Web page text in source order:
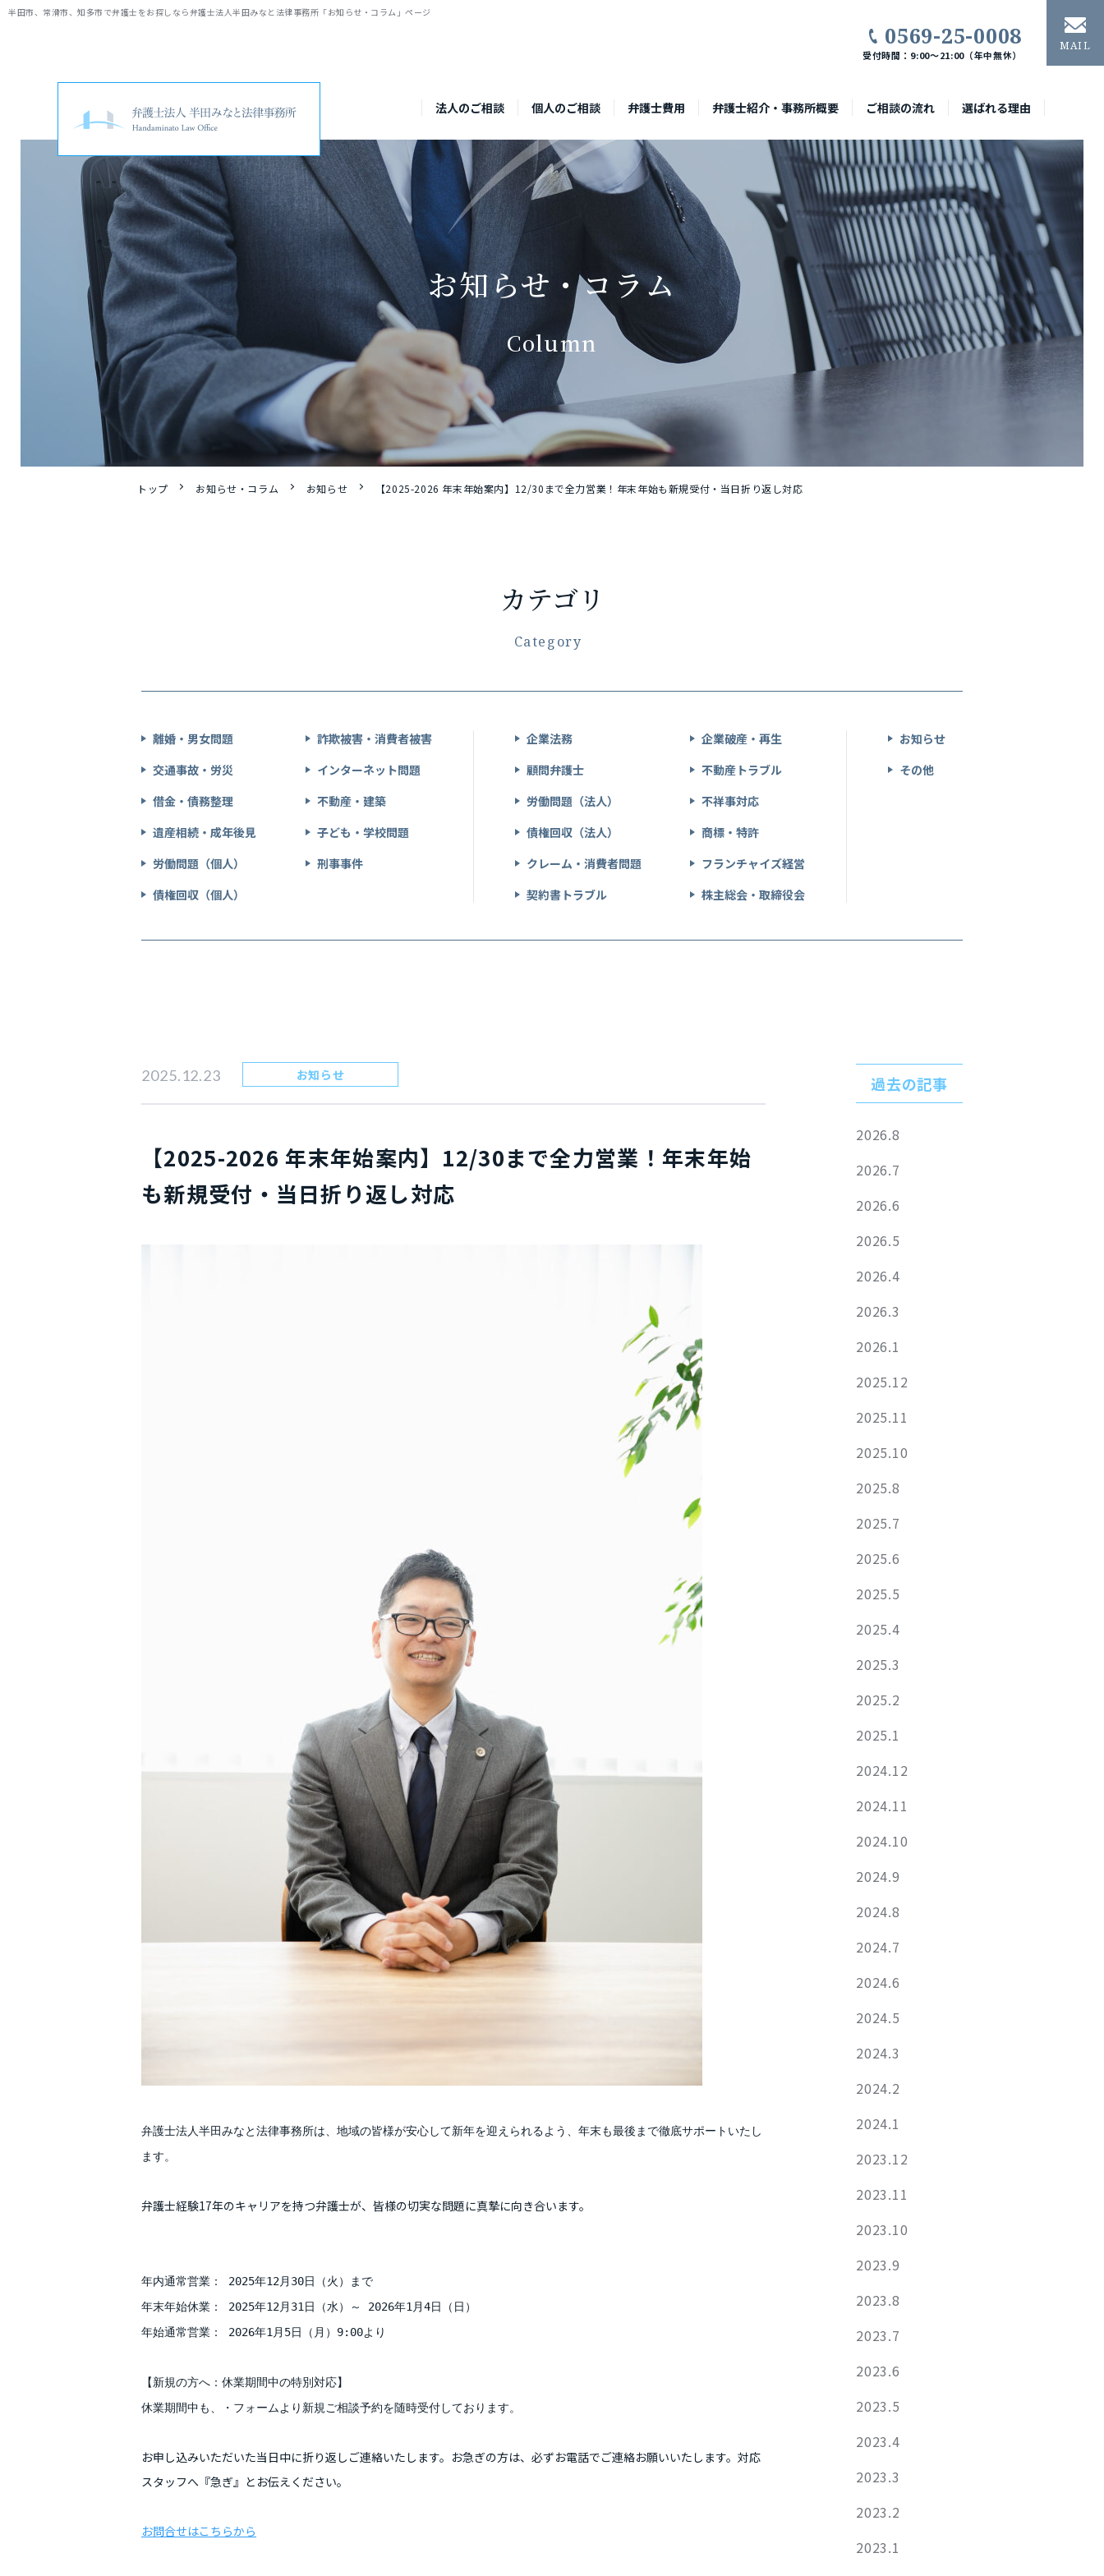
半田市、常滑市、知多市で弁護士をお探しなら弁護士法人半田みなと法律事務所「お知らせ・コラム」ページ
法人のご相談 個人のご相談 弁護士費用 弁護士紹介・事務所概要 ご相談の流れ 選ばれる理由
0569-25-0008
受付時間：9:00〜21:00（年中無休）
MAIL
お知らせ・コラム
Column
トップ お知らせ・コラム お知らせ 【2025-2026 年末年始案内】12/30まで全力営業！年末年始も新規受付・当日折り返し対応
カテゴリ
Category
離婚・男女問題
交通事故・労災
借金・債務整理
遺産相続・成年後見
労働問題（個人）
債権回収（個人）
詐欺被害・消費者被害
インターネット問題
不動産・建築
子ども・学校問題
刑事事件
企業法務
顧問弁護士
労働問題（法人）
債権回収（法人）
クレーム・消費者問題
契約書トラブル
企業破産・再生
不動産トラブル
不祥事対応
商標・特許
フランチャイズ経営
株主総会・取締役会
お知らせ
その他
2025.12.23 お知らせ
【2025-2026 年末年始案内】12/30まで全力営業！年末年始
も新規受付・当日折り返し対応
弁護士法人半田みなと法律事務所は、地域の皆様が安心して新年を迎えられるよう、年末も最後まで徹底サポートいたし
ます。
弁護士経験17年のキャリアを持つ弁護士が、皆様の切実な問題に真摯に向き合います。
年内通常営業： 2025年12月30日（火）まで
年末年始休業： 2025年12月31日（水）～ 2026年1月4日（日）
年始通常営業： 2026年1月5日（月）9:00より
【新規の方へ：休業期間中の特別対応】
休業期間中も、・フォームより新規ご相談予約を随時受付しております。
お申し込みいただいた当日中に折り返しご連絡いたします。お急ぎの方は、必ずお電話でご連絡お願いいたします。対応
スタッフへ『急ぎ』とお伝えください。
お問合せはこちらから
過去の記事
2026.8
2026.7
2026.6
2026.5
2026.4
2026.3
2026.1
2025.12
2025.11
2025.10
2025.8
2025.7
2025.6
2025.5
2025.4
2025.3
2025.2
2025.1
2024.12
2024.11
2024.10
2024.9
2024.8
2024.7
2024.6
2024.5
2024.3
2024.2
2024.1
2023.12
2023.11
2023.10
2023.9
2023.8
2023.7
2023.6
2023.5
2023.4
2023.3
2023.2
2023.1